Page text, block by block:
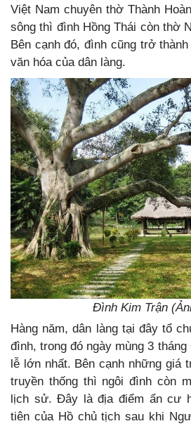
Việt Nam chuyên thờ Thành
sông thì đình Hồng Thái còn thờ
Bên cạnh đó, đình cũng trở
văn hóa của dân làng.
Đình Kim Trận
Hàng năm, dân làng tại đây tổ
đình, trong đó ngày mùng 3
lễ lớn nhất. Bên cạnh những giá
truyền thống thì ngôi đình còn
lịch sử. Đây là địa điểm ẩn cư
tiên của Hồ chủ tịch sau khi